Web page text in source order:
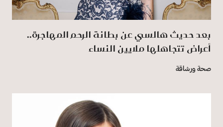
بعد حديث هالسي عن بطانة الرحم المهاجرة..
أعراض تتجاهلها ملايين النساء
صحة ورشاقة